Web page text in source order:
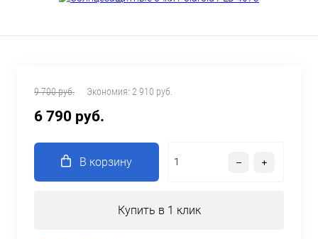
9 700 руб. Экономия: 2 910 руб.
6 790 руб.
В корзину
Купить в 1 клик